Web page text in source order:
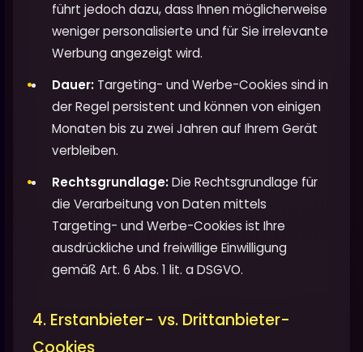
führt jedoch dazu, dass Ihnen möglicherweise
weniger personalisierte und für Sie irrelevante
Werbung angezeigt wird.
Dauer: Targeting- und Werbe-Cookies sind in
der Regel persistent und können von einigen
Monaten bis zu zwei Jahren auf Ihrem Gerät
verbleiben.
Rechtsgrundlage:Die Rechtsgrundlage für
die Verarbeitung von Daten mittels
Targeting- und Werbe-Cookies ist Ihre
ausdrückliche und freiwillige Einwilligung
gemäß Art. 6 Abs. 1 lit. a DSGVO.
4. Erstanbieter- vs. Drittanbieter-